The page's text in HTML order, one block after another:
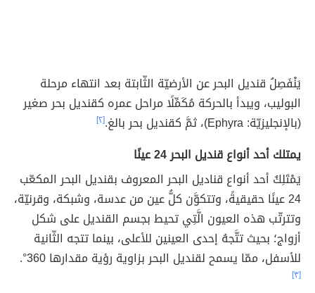
يَنْفَصِلُ قنديل البحر عن الأرضيّة الثّابتة بعد انتهاء مرحلة
البوليب، ويبدأ بالحركة مُكَمِّلًا مراحل عمره كقنديل بحر صغير
(بالإنجليزيّة: Ephyra)، ثمَّ كقنديل بحر بالغ.
[٢]
يمتلك أحد أنواع قنديل البحر 24 عينًا
يَمْتَلِكُ أحد أنواع قناديل البحر المعروف بقنديل البحر المكعّب
24 عينًا حقيقيةً، وتتكوَّن كلُّ عين من عدسة، وشبكة، وقرنيّة،
وتترتّب هذه العيون الَّتِي تحيط بجسم القنديل على شكل
أزواج؛ بحيث تتَّجهُ إحدى العينين للأعلى، بينما تتجه الثّانية
للأسفل، ممّا يسمح لقنديل البحر بزاوية رؤية مقدارها 360°.
[٣]